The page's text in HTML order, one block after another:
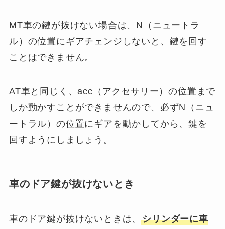
MT車の鍵が抜けない場合は、N（ニュートラ
ル）の位置にギアチェンジしないと、鍵を回す
ことはできません。
AT車と同じく、acc（アクセサリー）の位置まで
しか動かすことができませんので、必ずN（ニュ
ートラル）の位置にギアを動かしてから、鍵を
回すようにしましょう。
車のドア鍵が抜けないとき
車のドア鍵が抜けないときは、シリンダーに車